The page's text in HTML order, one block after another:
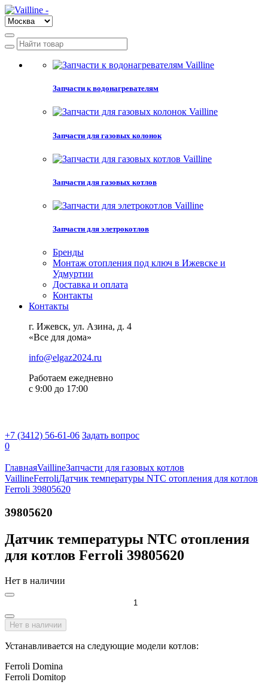
Запчасти к водонагревателям
Запчасти для газовых колонок
Запчасти для газовых котлов
Запчасти для элетрокотлов
Бренды
Монтаж отопления под ключ в Ижевске и
Удмуртии
Доставка и оплата
Контакты
Контакты
г. Ижевск, ул. Азина, д. 4
«Все для дома»
info@elgaz2024.ru
Работаем eжедневно
с 9:00 до 17:00
+7 (3412) 56-61-06 Задать вопрос
0
ГлавнаяVaillineЗапчасти для газовых котлов
VaillineFerroliДатчик температуры NTC отопления для котлов
Ferroli 39805620
39805620
Датчик температуры NTC отопления
для котлов Ferroli 39805620
Нет в наличии
Нет в наличии
Устанавливается на следующие модели котлов:
Ferroli Domina
Ferroli Domitop